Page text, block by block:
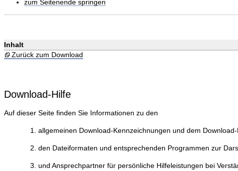
zum Seitenende springen
Inhalt
Zurück zum Download
Download-Hilfe
Auf dieser Seite finden Sie Informationen zu den
allgemeinen Download-Kennzeichnungen und dem
den Dateiformaten und entsprechenden Programmen zur
und Ansprechpartner für persönliche Hilfeleistungen bei